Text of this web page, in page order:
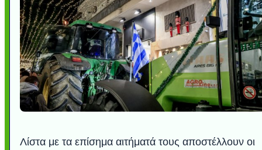
Λίστα με τα επίσημα αιτήματά τους αποστέλλουν οι